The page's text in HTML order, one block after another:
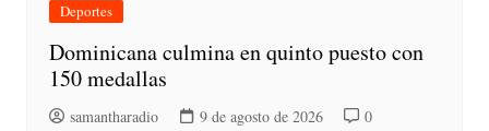
Deportes
Dominicana culmina en quinto puesto con
150 medallas
samantharadio 9 de agosto de 2026 0